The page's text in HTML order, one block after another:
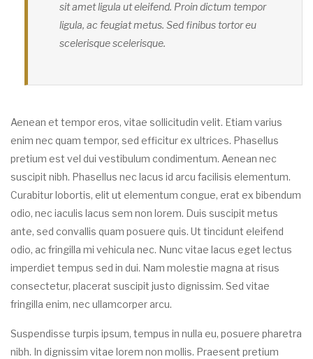
sit amet ligula ut eleifend. Proin dictum tempor
ligula, ac feugiat metus. Sed finibus tortor eu
scelerisque scelerisque.
Aenean et tempor eros, vitae sollicitudin velit. Etiam varius
enim nec quam tempor, sed efficitur ex ultrices. Phasellus
pretium est vel dui vestibulum condimentum. Aenean nec
suscipit nibh. Phasellus nec lacus id arcu facilisis elementum.
Curabitur lobortis, elit ut elementum congue, erat ex bibendum
odio, nec iaculis lacus sem non lorem. Duis suscipit metus
ante, sed convallis quam posuere quis. Ut tincidunt eleifend
odio, ac fringilla mi vehicula nec. Nunc vitae lacus eget lectus
imperdiet tempus sed in dui. Nam molestie magna at risus
consectetur, placerat suscipit justo dignissim. Sed vitae
fringilla enim, nec ullamcorper arcu.
Suspendisse turpis ipsum, tempus in nulla eu, posuere pharetra
nibh. In dignissim vitae lorem non mollis. Praesent pretium